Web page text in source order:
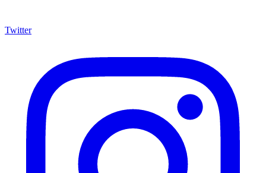
Twitter